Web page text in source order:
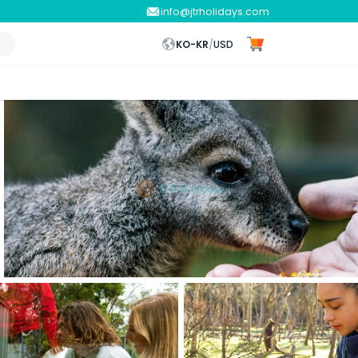
info@jtrholidays.com
KO-KR/USD